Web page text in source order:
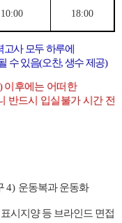
10:00 18:00
고사 모두 하루에
수 있음(오찬, 생수제공)
)이후에는 어떠한
반드시 입실불가 시간 전
4) 운동복과 운동화
시지양 등 브라인드 면접